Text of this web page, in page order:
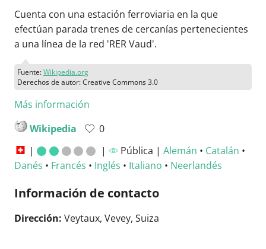
Cuenta con una estación ferroviaria en la que
efectúan parada trenes de cercanías pertenecientes
a una línea de la red 'RER Vaud'.
Fuente:Wikipedia.org
Derechos de autor: Creative Commons 3.0
Más información
Wikipedia
0
|
| Pública | Alemán • Catalán •
Danés • Francés • Inglés • Italiano • Neerlandés
Información de contacto
Dirección: Veytaux, Vevey, Suiza